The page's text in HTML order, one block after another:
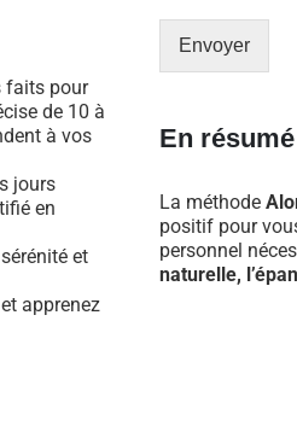
faits pour
de 10 à
à vos
jours
en
et
apprenez
Envoyer
En
La méthode
positif pour
personnel
naturelle,